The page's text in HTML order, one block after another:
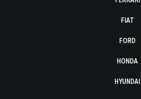
FIAT
FORD
HONDA
HYUNDAI